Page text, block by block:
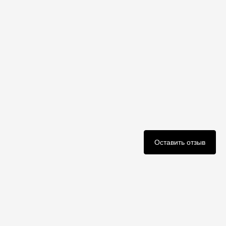
Оставить отзыв